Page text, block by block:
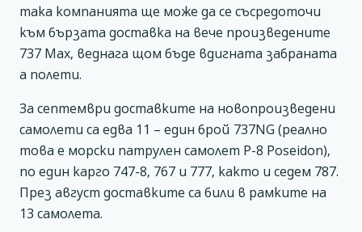
така компанията ще може да се съсредоточи
към бързата доставка на вече произведените
737 Max, веднага щом бъде вдигната забраната
а полети.
За септември доставките на новопроизведени
самолети са едва 11 – един брой 737NG (реално
това е морски патрулен самолет P-8 Poseidon),
по един карго 747-8, 767 и 777, както и седем 787.
През август доставките са били в рамките на
13 самолета.